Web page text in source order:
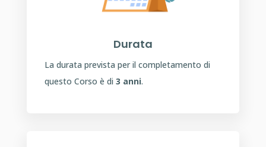
Durata
La durata prevista per il completamento di
questo Corso è di 3 anni.